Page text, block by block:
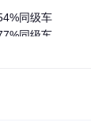
同级车
同级车